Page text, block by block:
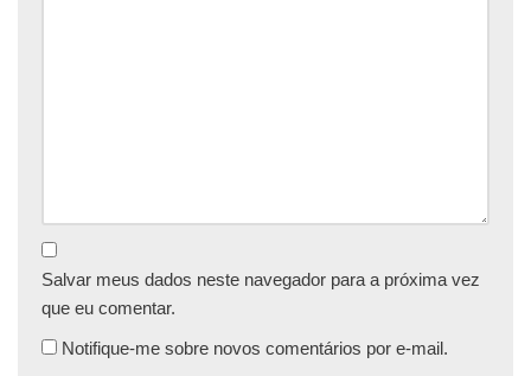
Salvar meus dados neste navegador para a próxima vez
que eu comentar.
Notifique-me sobre novos comentários por e-mail.